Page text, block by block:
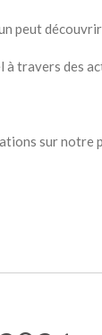
peut
travers des
sur notre